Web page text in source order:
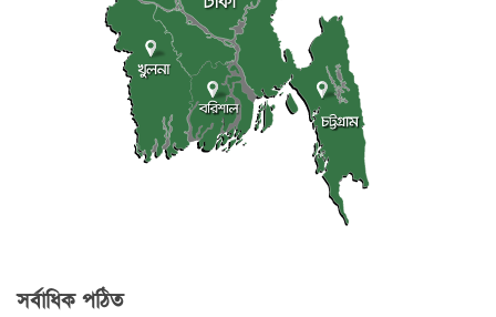
সর্বাধিক পঠিত